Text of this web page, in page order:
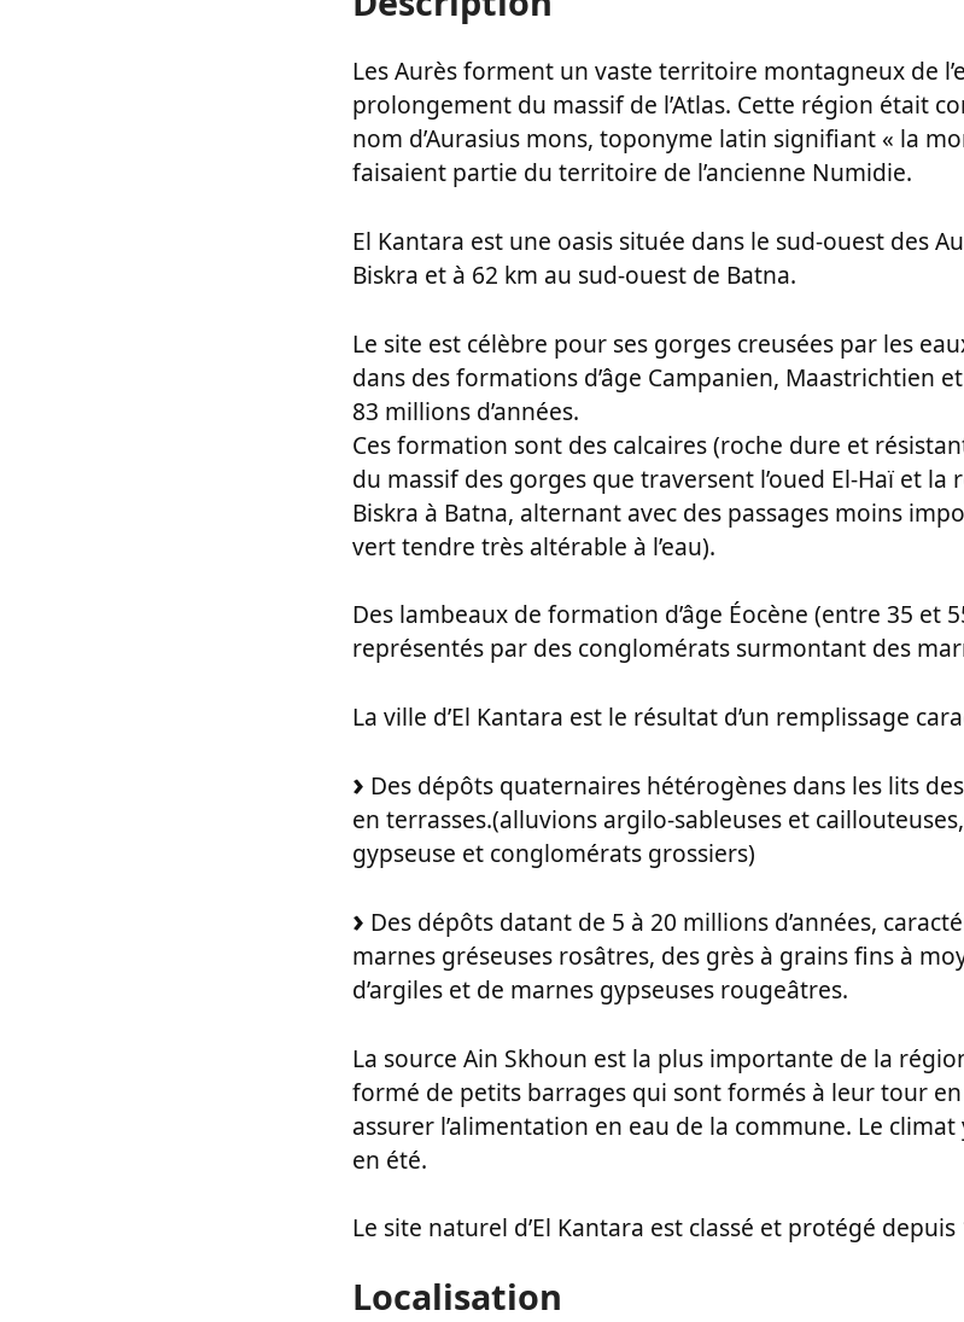
Les Aurès forment un vaste territoire montagneux de
prolongement du massif de l’Atlas. Cette région était
nom d’Aurasius mons, toponyme latin signifiant « la
faisaient partie du territoire de l’ancienne Numidie.
El Kantara est une oasis située dans le sud-ouest des
Biskra et à 62 km au sud-ouest de Batna.
Le site est célèbre pour ses gorges creusées par les
dans des formations d’âge Campanien, Maastrichtien
83 millions d’années.
Ces formation sont des calcaires (roche dure et
du massif des gorges que traversent l’oued El-Haï et
Biskra à Batna, alternant avec des passages moins
vert tendre très altérable à l’eau).
Des lambeaux de formation d’âge Éocène (entre 35 et
représentés par des conglomérats surmontant des
La ville d’El Kantara est le résultat d’un remplissage
Des dépôts quaternaires hétérogènes dans les lits
en terrasses.(alluvions argilo-sableuses et
gypseuse et conglomérats grossiers)
Des dépôts datant de 5 à 20 millions d’années,
marnes gréseuses rosâtres, des grès à grains fins à
d’argiles et de marnes gypseuses rougeâtres.
La source Ain Skhoun est la plus importante de la
formé de petits barrages qui sont formés à leur tour
assurer l’alimentation en eau de la commune. Le
en été.
Le site naturel d’El Kantara est classé et protégé depuis
Localisation